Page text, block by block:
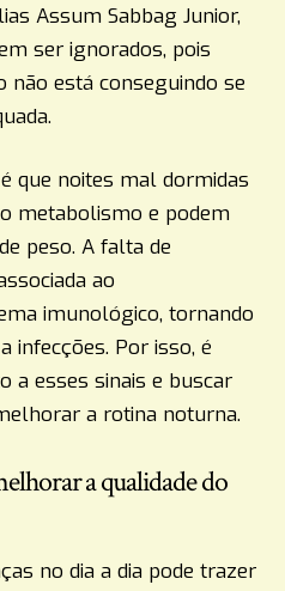
Assum Sabbag Junior,
ser ignorados, pois
não está conseguindo se
que noites mal dormidas
metabolismo e podem
peso. A falta de
ao
imunológico, tornando
infecções. Por isso, é
a esses sinais e buscar
a rotina noturna.
a qualidade do
no dia a dia pode trazer